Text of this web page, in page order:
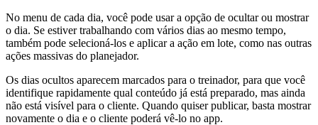
No menu de cada dia, você pode usar a opção de ocultar ou mostrar
o dia. Se estiver trabalhando com vários dias ao mesmo tempo,
também pode selecioná-los e aplicar a ação em lote, como nas outras
ações massivas do planejador.
Os dias ocultos aparecem marcados para o treinador, para que você
identifique rapidamente qual conteúdo já está preparado, mas ainda
não está visível para o cliente. Quando quiser publicar, basta mostrar
novamente o dia e o cliente poderá vê-lo no app.